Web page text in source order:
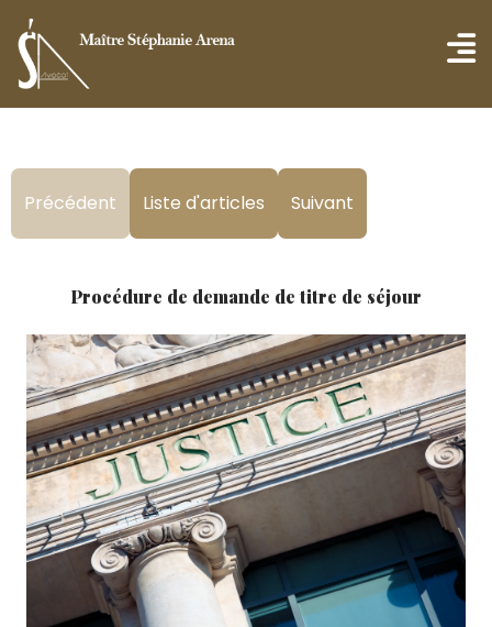
Précédent Liste d'articles Suivant
Procédure de demande de titre de séjour